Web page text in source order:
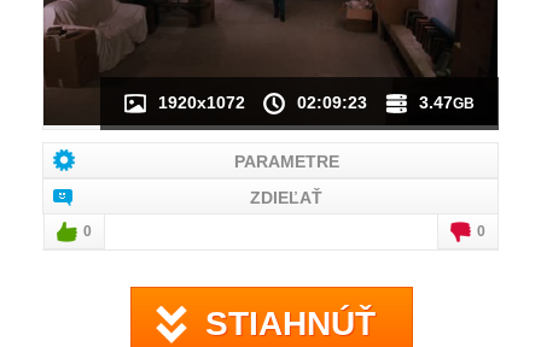
1920x1072 02:09:23 3.47GB
PARAMETRE
ZDIEĽAŤ
0 0
STIAHNÚŤ